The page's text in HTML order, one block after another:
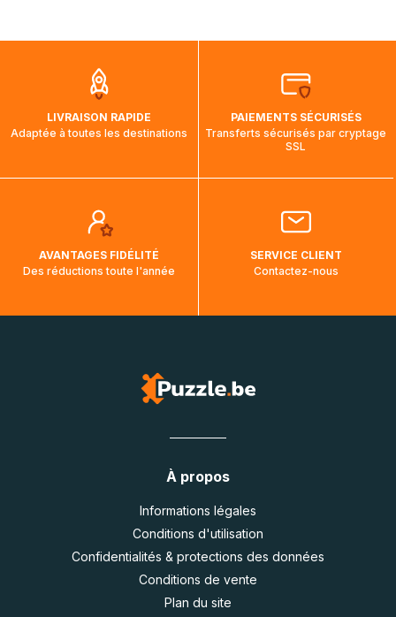
aura touché terre.
LIVRAISON RAPIDE
Adaptée à toutes les destinations
PAIEMENTS SÉCURISÉS
Transferts sécurisés par cryptage
SSL
AVANTAGES FIDÉLITÉ
Des réductions toute l'année
SERVICE CLIENT
Contactez-nous
À propos
Informations légales
Conditions d'utilisation
Confidentialités & protections des données
Conditions de vente
Plan du site